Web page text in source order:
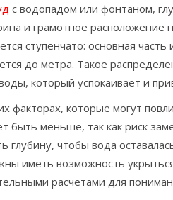
с водопадом или фонтаном,
и грамотное расположение
ступенчато: основная
до метра. Такое
который успокаивает и
факторах, которые могут
быть меньше, так как риск
глубину, чтобы вода
иметь возможность
расчётами для